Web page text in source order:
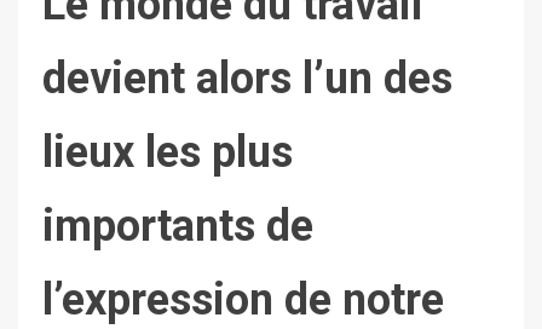
devient alors l’un des
lieux les plus
importants de
l’expression de notre